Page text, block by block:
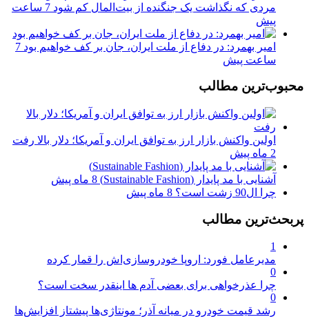
مردی که نگذاشت یک جنگنده از بیت‌المال کم شود
7 ساعت
پیش
امیر بهمرد: در دفاع از ملت ایران، جان بر کف خواهیم بود 7
ساعت پیش
محبوب‌ترین مطالب
اولین واکنش بازار ارز به توافق ایران و آمریکا؛ دلار بالا رفت
2 ماه پیش
آشنایی با مد پایدار (Sustainable Fashion)
8 ماه پیش
چرا ال90 زشت است؟
8 ماه پیش
پربحث‌ترین مطالب
1
مدیرعامل فورد: اروپا خودروسازی‌اش را قمار کرده
0
چرا عذرخواهی برای بعضی آدم ها اینقدر سخت است؟
0
رشد قیمت خودرو در میانه آذر؛ مونتاژی‌ها پیشتاز افزایش‌ها